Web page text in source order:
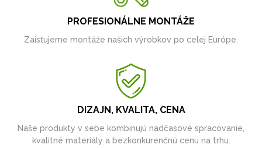
PROFESIONÁLNE MONTÁŽE
Zaisťujeme montáže našich výrobkov po celej Európe.
DIZAJN, KVALITA, CENA
Naše produkty v sebe kombinujú nadčasové spracovanie,
kvalitné materiály a bezkonkurenčnú cenu na trhu.